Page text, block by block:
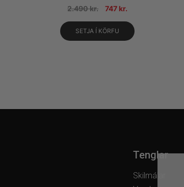
2.490kr. 747 kr.
SETJA Í KÖRFU
Tenglar
Skilmálar